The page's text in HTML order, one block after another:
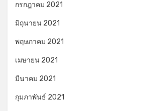
กรกฎาคม 2021
มิถุนายน 2021
พฤษภาคม 2021
เมษายน 2021
มีนาคม 2021
กุมภาพันธ์ 2021